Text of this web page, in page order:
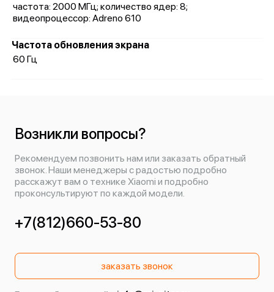
частота: 2000 МГц; количество ядер: 8;
видеопроцессор: Adreno 610
Частота обновления экрана
60 Гц
Возникли вопросы?
Рекомендуем позвонить нам или заказать обратный
звонок. Наши менеджеры с радостью подробно
расскажут вам о технике Xiaomi и подробно
проконсультируют по каждой модели.
+7(812)660-53-80
заказать звонок